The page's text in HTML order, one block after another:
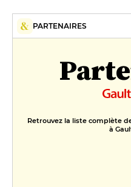
PARTENAIRES
Retrouvez la liste complète
à